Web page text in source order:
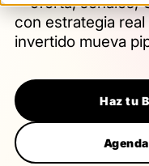
con estrategia
invertido mueva
Haz tu